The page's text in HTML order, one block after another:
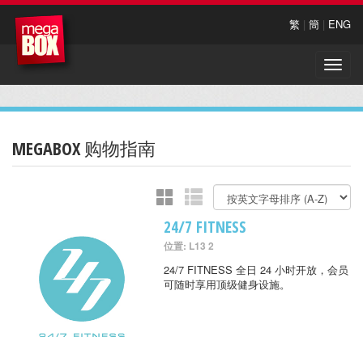
繁 | 簡 | ENG
Toggle
MEGABOX 购物指南
24/7 FITNESS
位置: L13 2
24/7 FITNESS 全日 24 小时开放，会员
可随时享用顶级健身设施。